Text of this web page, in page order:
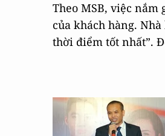
Theo MSB, việc nắm
của khách hàng.
thời điểm tốt nhất”.